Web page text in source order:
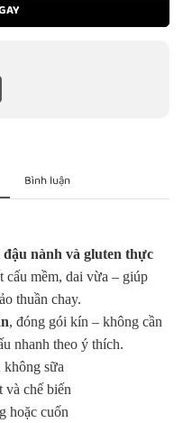
Bình luận
đậu nành và gluten thực
cấu mềm, dai vừa – giúp
thuần chay.
, đóng gói kín – không cần
nhanh theo ý thích.
sữa
và chế biến
hoặc cuốn